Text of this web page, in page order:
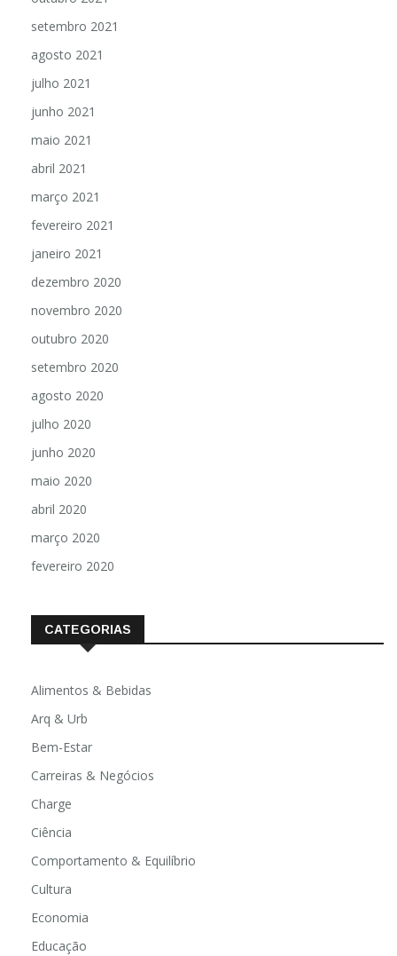
setembro 2021
agosto 2021
julho 2021
junho 2021
maio 2021
abril 2021
março 2021
fevereiro 2021
janeiro 2021
dezembro 2020
novembro 2020
outubro 2020
setembro 2020
agosto 2020
julho 2020
junho 2020
maio 2020
abril 2020
março 2020
fevereiro 2020
CATEGORIAS
Alimentos & Bebidas
Arq & Urb
Bem-Estar
Carreiras & Negócios
Charge
Ciência
Comportamento & Equilíbrio
Cultura
Economia
Educação